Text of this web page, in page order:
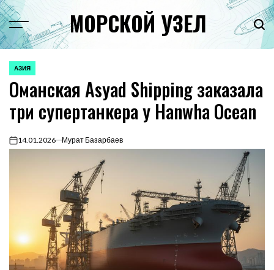
Перейти
к
содержимому
Menu МОРСКОЙ УЗЕЛ
ОПУБЛИКОВАНО
В
АЗИЯ
Оманская Asyad Shipping заказала
три супертанкера у Hanwha Ocean
on14.01.2026 Мурат Базарбаев